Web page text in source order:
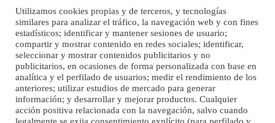
SHIBA PERDIDO AVDA JOSE MESA Y LOPEZ
PERRO MACHO RAZA SHIBA CON MICROCHIP PERDIDO HOY 06/07/2025 ZONA
MESA Y LOPEZ. ES MUY ASUSTADIZO
Leales.org » Gran Canaria | 6.7.2025
Inicio Publicidad
Política de privacidad
Aviso Legal
Cláusula de Cookies
Enlaces de interés
Utilizamos cookies propias y de terceros, y tecnologías
similares para analizar el tráfico, la navegación web y con fines
estadísticos; identificar y mantener sesiones de usuario;
compartir y mostrar contenido en redes sociales; identificar,
seleccionar y mostrar contenidos publicitarios y no
publicitarios, en ocasiones de forma personalizada con base en
analítica y el perfilado de usuarios; medir el rendimiento de los
anteriores; utilizar estudios de mercado para generar
información; y desarrollar y mejorar productos. Cualquier
acción positiva relacionada con la navegación, salvo cuando